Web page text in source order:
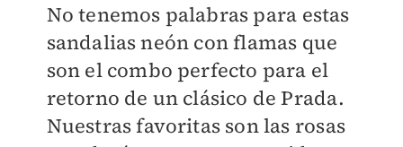
No tenemos palabras para estas
sandalias neón con flamas que
son el combo perfecto para el
retorno de un clásico de Prada.
Nuestras favoritas son las rosas